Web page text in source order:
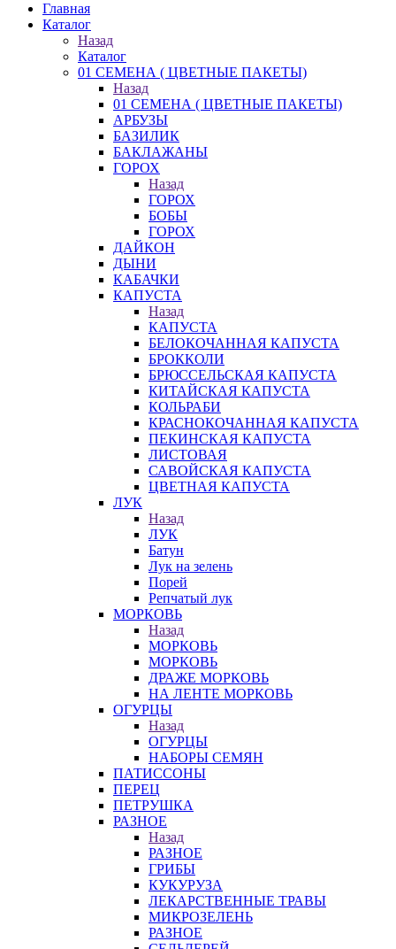
Главная
Каталог
Назад
Каталог
01 СЕМЕНА ( ЦВЕТНЫЕ ПАКЕТЫ)
Назад
01 СЕМЕНА ( ЦВЕТНЫЕ ПАКЕТЫ)
АРБУЗЫ
БАЗИЛИК
БАКЛАЖАНЫ
ГОРОХ
Назад
ГОРОХ
БОБЫ
ГОРОХ
ДАЙКОН
ДЫНИ
КАБАЧКИ
КАПУСТА
Назад
КАПУСТА
БЕЛОКОЧАННАЯ КАПУСТА
БРОККОЛИ
БРЮССЕЛЬСКАЯ КАПУСТА
КИТАЙСКАЯ КАПУСТА
КОЛЬРАБИ
КРАСНОКОЧАННАЯ КАПУСТА
ПЕКИНСКАЯ КАПУСТА
ЛИСТОВАЯ
САВОЙСКАЯ КАПУСТА
ЦВЕТНАЯ КАПУСТА
ЛУК
Назад
ЛУК
Батун
Лук на зелень
Порей
Репчатый лук
МОРКОВЬ
Назад
МОРКОВЬ
МОРКОВЬ
ДРАЖЕ МОРКОВЬ
НА ЛЕНТЕ МОРКОВЬ
ОГУРЦЫ
Назад
ОГУРЦЫ
НАБОРЫ СЕМЯН
ПАТИССОНЫ
ПЕРЕЦ
ПЕТРУШКА
РАЗНОЕ
Назад
РАЗНОЕ
ГРИБЫ
КУКУРУЗА
ЛЕКАРСТВЕННЫЕ ТРАВЫ
МИКРОЗЕЛЕНЬ
РАЗНОЕ